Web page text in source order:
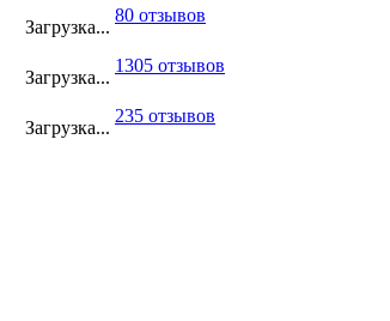
Загрузка...
80 отзывов
Загрузка...
1305 отзывов
Загрузка...
235 отзывов